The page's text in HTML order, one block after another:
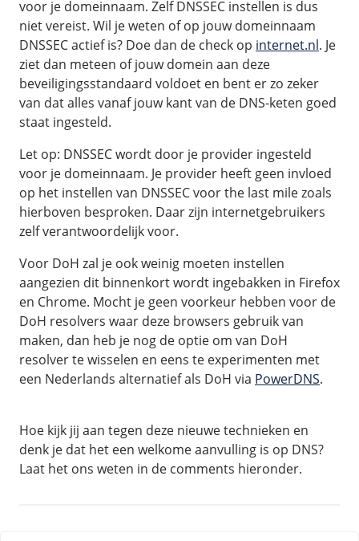
voor je domeinnaam. Zelf DNSSEC instellen is dus
niet vereist. Wil je weten of op jouw domeinnaam
DNSSEC actief is? Doe dan de check op internet.nl. Je
ziet dan meteen of jouw domein aan deze
beveiligingsstandaard voldoet en bent er zo zeker
van dat alles vanaf jouw kant van de DNS-keten goed
staat ingesteld.
Let op: DNSSEC wordt door je provider ingesteld
voor je domeinnaam. Je provider heeft geen invloed
op het instellen van DNSSEC voor the last mile zoals
hierboven besproken. Daar zijn internetgebruikers
zelf verantwoordelijk voor.
Voor DoH zal je ook weinig moeten instellen
aangezien dit binnenkort wordt ingebakken in Firefox
en Chrome. Mocht je geen voorkeur hebben voor de
DoH resolvers waar deze browsers gebruik van
maken, dan heb je nog de optie om van DoH
resolver te wisselen en eens te experimenten met
een Nederlands alternatief als DoH via PowerDNS.
Hoe kijk jij aan tegen deze nieuwe technieken en
denk je dat het een welkome aanvulling is op DNS?
Laat het ons weten in de comments hieronder.